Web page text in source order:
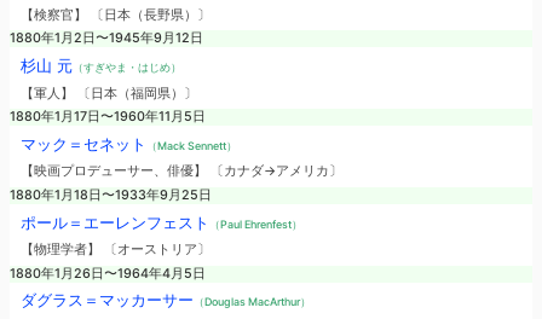
【検察官】 〔日本（長野県）〕
1880年1月2日〜1945年9月12日
杉山 元（すぎやま・はじめ）
【軍人】 〔日本（福岡県）〕
1880年1月17日〜1960年11月5日
マック＝セネット （Mack Sennett）
【映画プロデューサー、俳優】 〔カナダ→アメリカ〕
1880年1月18日〜1933年9月25日
ポール＝エーレンフェスト （Paul Ehrenfest）
【物理学者】 〔オーストリア〕
1880年1月26日〜1964年4月5日
ダグラス＝マッカーサー （Douglas MacArthur）